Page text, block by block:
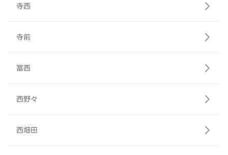
寺西
寺前
冨西
西野々
西畑田